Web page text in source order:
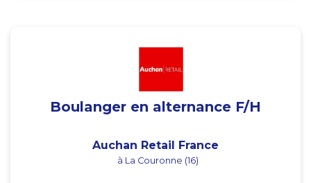
Boulanger en alternance F/H
Auchan Retail France
à La Couronne (16)